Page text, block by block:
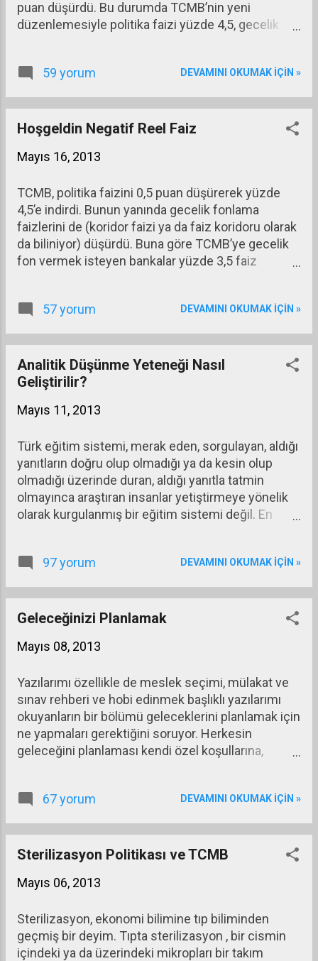
puan düşürdü. Bu durumda TCMB’nin yeni
düzenlemesiyle politika faizi yüzde 4,5, gecelik
ardından Moodys’in kredi notu artırımı geldi.
Baa3 durağana yükselttiğini açıkladı. Böylece
Fitch’ten sonra (BBB -) durağan notundan sonra
yatırım eşiğine gelmiş oldu. .
59 yorum DEVAMINI OKUMAK IÇIN »
Hoşgeldin Negatif Reel Faiz
Mayıs 16, 2013
TCMB, politika faizini 0,5 puan düşürerek yüzde
4,5’e indirdi. Bunun yanında gecelik fonlama
faizlerini de (koridor faizi ya da faiz koridoru olarak
da biliniyor) düşürdü. Buna göre TCMB’ye gecelik
fon vermek isteyen bankalar yüzde 3,5 faiz
TCMB’nin bu kararının ardından DİBS gösterge
mevduat faizlerindeki düşüşlerin izlemesi
bekleniyor. Konuyu tartışmaya başlamadan önce
faiz tanımlarını bir daha aktarmak istiyorum:
57 yorum DEVAMINI OKUMAK IÇIN »
Analitik Düşünme Yeteneği Nasıl
Geliştirilir?
Mayıs 11, 2013
Türk eğitim sistemi, merak eden, sorgulayan, aldığı
yanıtların doğru olup olmadığı ya da kesin olup
olmadığı üzerinde duran, aldığı yanıtla tatmin
olmayınca araştıran insanlar yetiştirmeye yönelik
olarak kurgulanmış bir eğitim sistemi değil. En
çocuğun beynine işleniyor ve o zaman da merak
derinleşme gibi yetenekler kısıtlanmış oluyor.
Kısıtladıklarımız analitik düşünmenin başlangıç
ilişkileri kurulamayınca kabuller, ön yargılar,
uçar yazı kalır deyişleri ön plana çıkıyor. Öyle
olunca da toplum sürekli kendini tekrarlayan
dogmaların esiri oluyor.
97 yorum DEVAMINI OKUMAK IÇIN »
Geleceğinizi Planlamak
Mayıs 08, 2013
Yazılarımı özellikle de meslek seçimi, mülakat ve
sınav rehberi ve hobi edinmek başlıklı yazılarımı
okuyanların bir bölümü geleceklerini planlamak için
ne yapmaları gerektiğini soruyor. Herkesin
geleceğini planlaması kendi özel koşullarına,
nasıl planlayacağınızı söyleyemem. Ama kendi
gösterici olur.
67 yorum DEVAMINI OKUMAK IÇIN »
Sterilizasyon Politikası ve TCMB
Mayıs 06, 2013
Sterilizasyon, ekonomi bilimine tıp biliminden
geçmiş bir deyim. Tıpta sterilizasyon , bir cismin
içindeki ya da üzerindeki mikropları bir takım